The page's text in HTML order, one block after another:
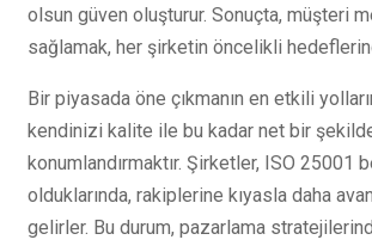
olsun güven oluşturur. Sonuçta, müşteri
sağlamak, her şirketin öncelikli
Bir piyasada öne çıkmanın en etkili
kendinizi kalite ile bu kadar net bir
konumlandırmaktır. Şirketler, ISO 25001
olduklarında, rakiplerine kıyasla daha
gelirler. Bu durum, pazarlama